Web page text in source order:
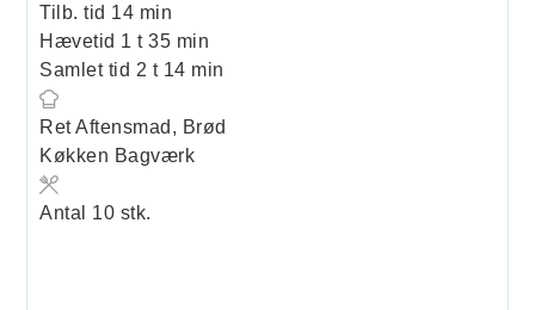
Tilb. tid 14minutter
min
Hævetid 1 time
t 35minutter
min
Samlet tid 2 timer
t 14minutter
min
RetAftensmad, Brød
Køkken Bagværk
Antal 10 stk.